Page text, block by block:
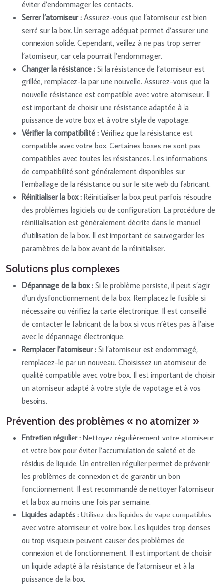
éviter d’endommager les contacts.
Serrer l’atomiseur : Assurez-vous que l’atomiseur est bien
serré sur la box. Un serrage adéquat permet d’assurer une
connexion solide. Cependant, veillez à ne pas trop serrer
l’atomiseur, car cela pourrait l’endommager.
Changer la résistance : Si la résistance de l’atomiseur est
grillée, remplacez-la par une nouvelle. Assurez-vous que la
nouvelle résistance est compatible avec votre atomiseur. Il
est important de choisir une résistance adaptée à la
puissance de votre box et à votre style de vapotage.
Vérifier la compatibilité : Vérifiez que la résistance est
compatible avec votre box. Certaines boxes ne sont pas
compatibles avec toutes les résistances. Les informations
de compatibilité sont généralement disponibles sur
l’emballage de la résistance ou sur le site web du fabricant.
Réinitialiser la box : Réinitialiser la box peut parfois résoudre
des problèmes logiciels ou de configuration. La procédure de
réinitialisation est généralement décrite dans le manuel
d’utilisation de la box. Il est important de sauvegarder les
paramètres de la box avant de la réinitialiser.
Solutions plus complexes
Dépannage de la box : Si le problème persiste, il peut s’agir
d’un dysfonctionnement de la box. Remplacez le fusible si
nécessaire ou vérifiez la carte électronique. Il est conseillé
de contacter le fabricant de la box si vous n’êtes pas à l’aise
avec le dépannage électronique.
Remplacer l’atomiseur : Si l’atomiseur est endommagé,
remplacez-le par un nouveau. Choisissez un atomiseur de
qualité compatible avec votre box. Il est important de choisir
un atomiseur adapté à votre style de vapotage et à vos
besoins.
Prévention des problèmes « no atomizer »
Entretien régulier : Nettoyez régulièrement votre atomiseur
et votre box pour éviter l’accumulation de saleté et de
résidus de liquide. Un entretien régulier permet de prévenir
les problèmes de connexion et de garantir un bon
fonctionnement. Il est recommandé de nettoyer l’atomiseur
et la box au moins une fois par semaine.
Liquides adaptés : Utilisez des liquides de vape compatibles
avec votre atomiseur et votre box. Les liquides trop denses
ou trop visqueux peuvent causer des problèmes de
connexion et de fonctionnement. Il est important de choisir
un liquide adapté à la résistance de l’atomiseur et à la
puissance de la box.